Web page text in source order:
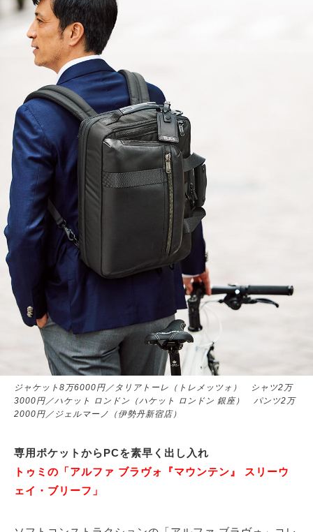
ジャケット8万6000円／タリアトーレ（トレメッツォ） シャツ2万
3000円／ハケット ロンドン（ハケット ロンドン 銀座） パンツ2万
2000円／ジェルマーノ（伊勢丹新宿店）
専用ポケットからPCを素早く出し入れ
トゥミの「アルファ ブラヴォ『マウンテン』 スリーウ
ェイ・ブリーフ」